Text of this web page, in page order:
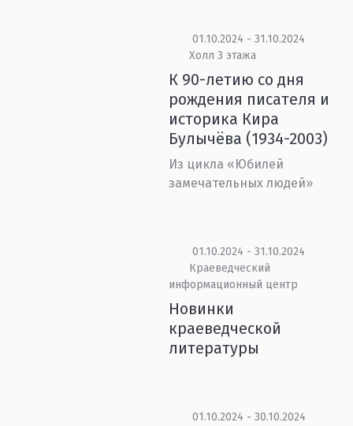
01.10.2024 - 31.10.2024
Холл 3 этажа
К 90-летию со дня
рождения писателя и
историка Кира
Булычёва (1934-2003)
Из цикла «Юбилей
замечательных людей»
01.10.2024 - 31.10.2024
Краеведческий
информационный центр
Новинки
краеведческой
литературы
01.10.2024 - 30.10.2024